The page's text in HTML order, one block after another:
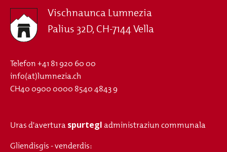
Vischnaunca Lumnezia
Palius 32D, CH-7144 Vella
Telefon+41 81 920 60 00
info(at)lumnezia.ch
CH40 0900 0000 8540 4843 9
Uras d'averturaspurtegladministraziun communala
Gliendisgis - venderdis: